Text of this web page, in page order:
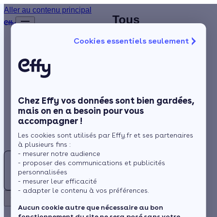
Cookies essentiels seulement
Chez Effy vos données sont bien gardées,
mais on en a besoin pour vous
accompagner !
Les cookies sont utilisés par Effy.fr et ses partenaires
à plusieurs fins :
- mesurer notre audience
- proposer des communications et publicités
personnalisées
- mesurer leur efficacité
- adapter le contenu à vos préférences.
Aucun cookie autre que nécessaire au bon
Aller au contenu principal
Chauffage
Rénovation globale
Aides et Primes
Actualités
Espace Client
du fil
d’Ariane
Saône-et-Loire
meilleur
Rechercher
Tous
installateurs
- (71)
Chalon-
Saône
Mâcon